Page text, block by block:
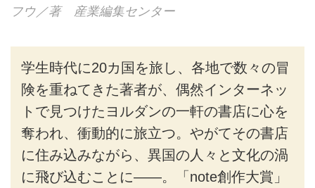
フウ／著 産業編集センター
学生時代に20カ国を旅し、各地で数々の冒
険を重ねてきた著者が、偶然インターネッ
トで見つけたヨルダンの一軒の書店に心を
奪われ、衝動的に旅立つ。やがてその書店
に住み込みながら、異国の人々と文化の渦
に飛び込むことに――。「note創作大賞」